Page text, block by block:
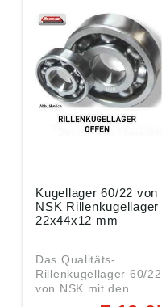
Kugellager 60/22 von
NSK Rillenkugellager
22x44x12 mm
Das Qualitäts-
Rillenkugellager 60/22
von NSK mit den
Abmessungen